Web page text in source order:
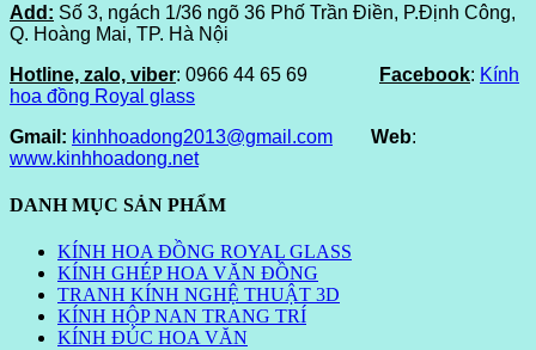
Add: Số 3, ngách 1/36 ngõ 36 Phố Trần Điền, P.Định Công,
Q. Hoàng Mai, TP. Hà Nội
Hotline, zalo, viber: 0966 44 65 69 Facebook: Kính
hoa đồng Royal glass
Gmail: kinhhoadong2013@gmail.com Web:
www.kinhhoadong.net
DANH MỤC SẢN PHẨM
KÍNH HOA ĐỒNG ROYAL GLASS
KÍNH GHÉP HOA VĂN ĐỒNG
TRANH KÍNH NGHỆ THUẬT 3D
KÍNH HỘP NAN TRANG TRÍ
KÍNH ĐÚC HOA VĂN